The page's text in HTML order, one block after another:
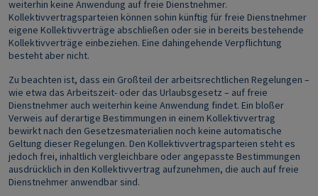
weiterhin keine Anwendung auf freie Dienstnehmer.
Kollektivvertragsparteien können sohin künftig für freie Dienstnehmer
eigene Kollektivverträge abschließen oder sie in bereits bestehende
Kollektivverträge einbeziehen. Eine dahingehende Verpflichtung
besteht aber nicht.
Zu beachten ist, dass ein Großteil der arbeitsrechtlichen Regelungen –
wie etwa das Arbeitszeit- oder das Urlaubsgesetz – auf freie
Dienstnehmer auch weiterhin keine Anwendung findet. Ein bloßer
Verweis auf derartige Bestimmungen in einem Kollektivvertrag
bewirkt nach den Gesetzesmaterialien noch keine automatische
Geltung dieser Regelungen. Den Kollektivvertragsparteien steht es
jedoch frei, inhaltlich vergleichbare oder angepasste Bestimmungen
ausdrücklich in den Kollektivvertrag aufzunehmen, die auch auf freie
Dienstnehmer anwendbar sind.